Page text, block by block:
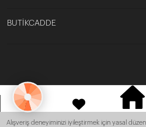
BUTİKCADDE
Vikaon
Alışveriş deneyiminizi iyileştirmek için yasal